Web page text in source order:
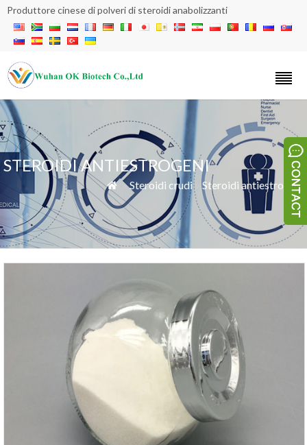
Produttore cinese di polveri di steroidi anabolizzanti
STEROIDI ANTIESTROGENI
 »Steroidi crudi»Steroidi antiestrogeni